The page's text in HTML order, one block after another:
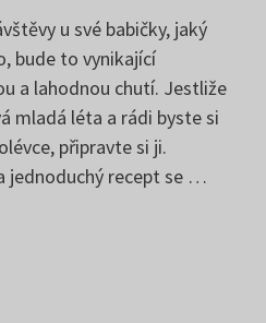
u své babičky, jaký
bude to vynikající
a lahodnou chutí. Jestliže
mladá léta a rádi byste si
připravte si ji.
jednoduchý recept se …